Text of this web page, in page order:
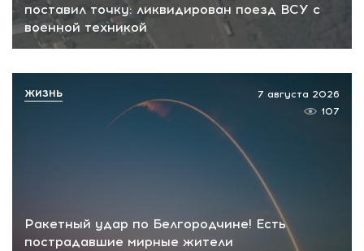
поставил точку: ликвидирован поезд ВСУ с
военной техникой
Ракетный удар по Белгородчине! Есть
пострадавшие мирные жители
7 августа 2026
107
ЖИЗНЬ